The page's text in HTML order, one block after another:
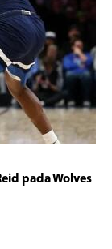
pada Wolves